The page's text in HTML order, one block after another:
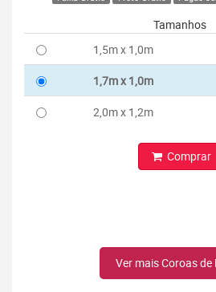
Tamanhos
1,5m x 1,0m
1,7m x 1,0m
2,0m x 1,2m
Comprar
Ver mais Coroas de